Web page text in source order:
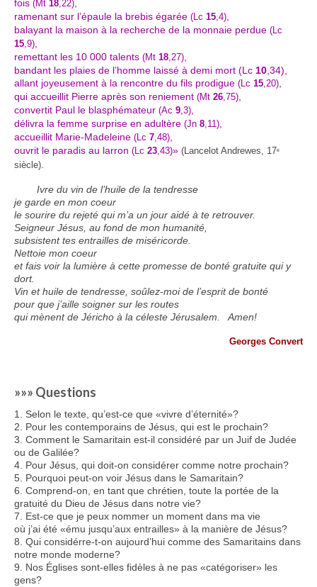
fois (Mt 18,22)
ramenant sur l’épaule la brebis égarée (Lc 15,4)
balayant la maison à la recherche de la monnaie perdue (Lc
15,9)
remettant les 10 000 talents (Mt 18,27)
bandant les plaies de l’homme laissé à demi mort (Lc 10 ,34),
allant joyeusement à la rencontre du fils prodigue (Lc 15,20)
qui accueillit Pierre après son reniement (Mt 26,75)
convertit Paul le blasphémateur (Ac 9,3)
délivra la femme surprise en adultère (Jn 8,11)
accueillit Marie-Madeleine (Lc 7,48)
ouvrit le paradis au larron (Lc 23,43)» (Lancelot Andrewes, 17e
siècle)
Ivre du vin de l’huile de la tendresse
je garde en mon coeur
le sourire du rejeté qui m’a un jour aidé à te retrouver.
Seigneur Jésus, au fond de mon humanité,
subsistent tes entrailles de miséricorde.
Nettoie mon coeur
et fais voir la lumière à cette promesse de bonté gratuite qui y
dort.
Vin et huile de tendresse, soûlez-moi de l’esprit de bonté
pour que j’aille soigner sur les routes
qui mènent de Jéricho à la céleste Jérusalem. Amen!
Georges Convert
»»» Questions
1. Selon le texte, qu’est-ce que «vivre d’éternité»?
2. Pour les contemporains de Jésus, qui est le prochain?
3. Comment le Samaritain est-il considéré par un Juif de Judée
ou de Galilée?
4. Pour Jésus, qui doit-on considérer comme notre prochain?
5. Pourquoi peut-on voir Jésus dans le Samaritain?
6. Comprend-on, en tant que chrétien, toute la portée de la
gratuité du Dieu de Jésus dans notre vie?
7. Est-ce que je peux nommer un moment dans ma vie
où j’ai été «ému jusqu’aux entrailles» à la manière de Jésus?
8. Qui considérre-t-on aujourd’hui comme des Samaritains dans
notre monde moderne?
9. Nos Églises sont-elles fidèles à ne pas «catégoriser» les
gens?